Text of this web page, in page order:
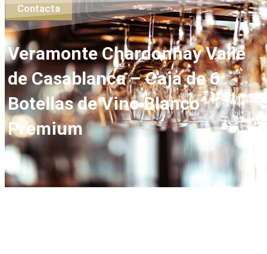
Contacta
Veramonte Chardonnay Valle
de Casablanca – Caja de 6
Botellas de Vino Blanco
Premium